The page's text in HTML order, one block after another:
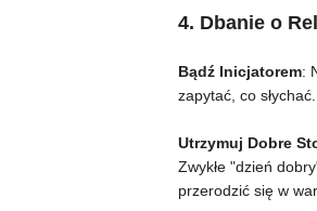
4. Dbanie o
Bądź Inicjatorem:
zapytać, co słychać.
Utrzymuj Dobre
Zwykłe "dzień
przerodzić się w